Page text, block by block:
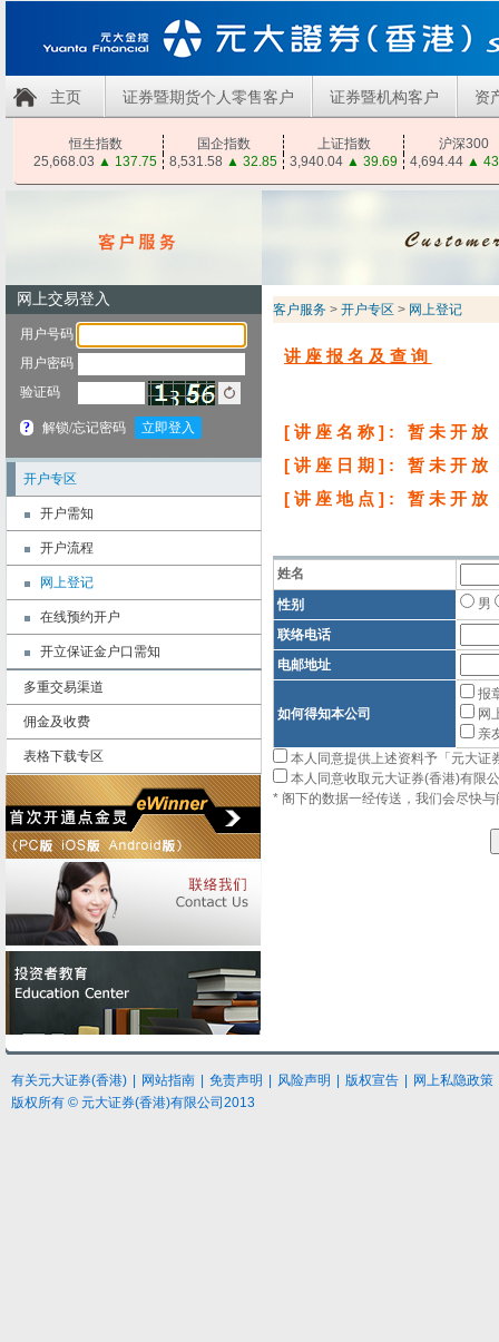
主页 证券暨期货个人零售客户 证券暨机构客户 资
恒生指数 国企指数 上证指数
沪深300
25,668.03 ▲ 137.75 8,531.58 ▲ 32.85 3,940.04 ▲ 39.69 4,694.44 ▲
开户专区
开户需知
开户流程
网上登记
在线预约开户
开立保证金户口需知
多重交易渠道
佣金及收费
表格下载专区
客户服务 > 开户专区 > 网上登记
讲座报名及查询
[ 讲座名称]: 暂未开放
[ 讲座日期 ]: 暂未开放
[ 讲座地点 ]: 暂未开放
姓名
性别
男
联络电话
电邮地址
如何得知本公司
报
网
亲
本人同意提供上述资料予「元大证
本人同意收取元大证券(香港)有限
* 阁下的数据一经传送，我们会尽快
有关元大证券(香港) 网站指南 免责声明 风险声明 版权宣告
网上私隐政策
版权所有 © 元大证券(香港)有限公司2013